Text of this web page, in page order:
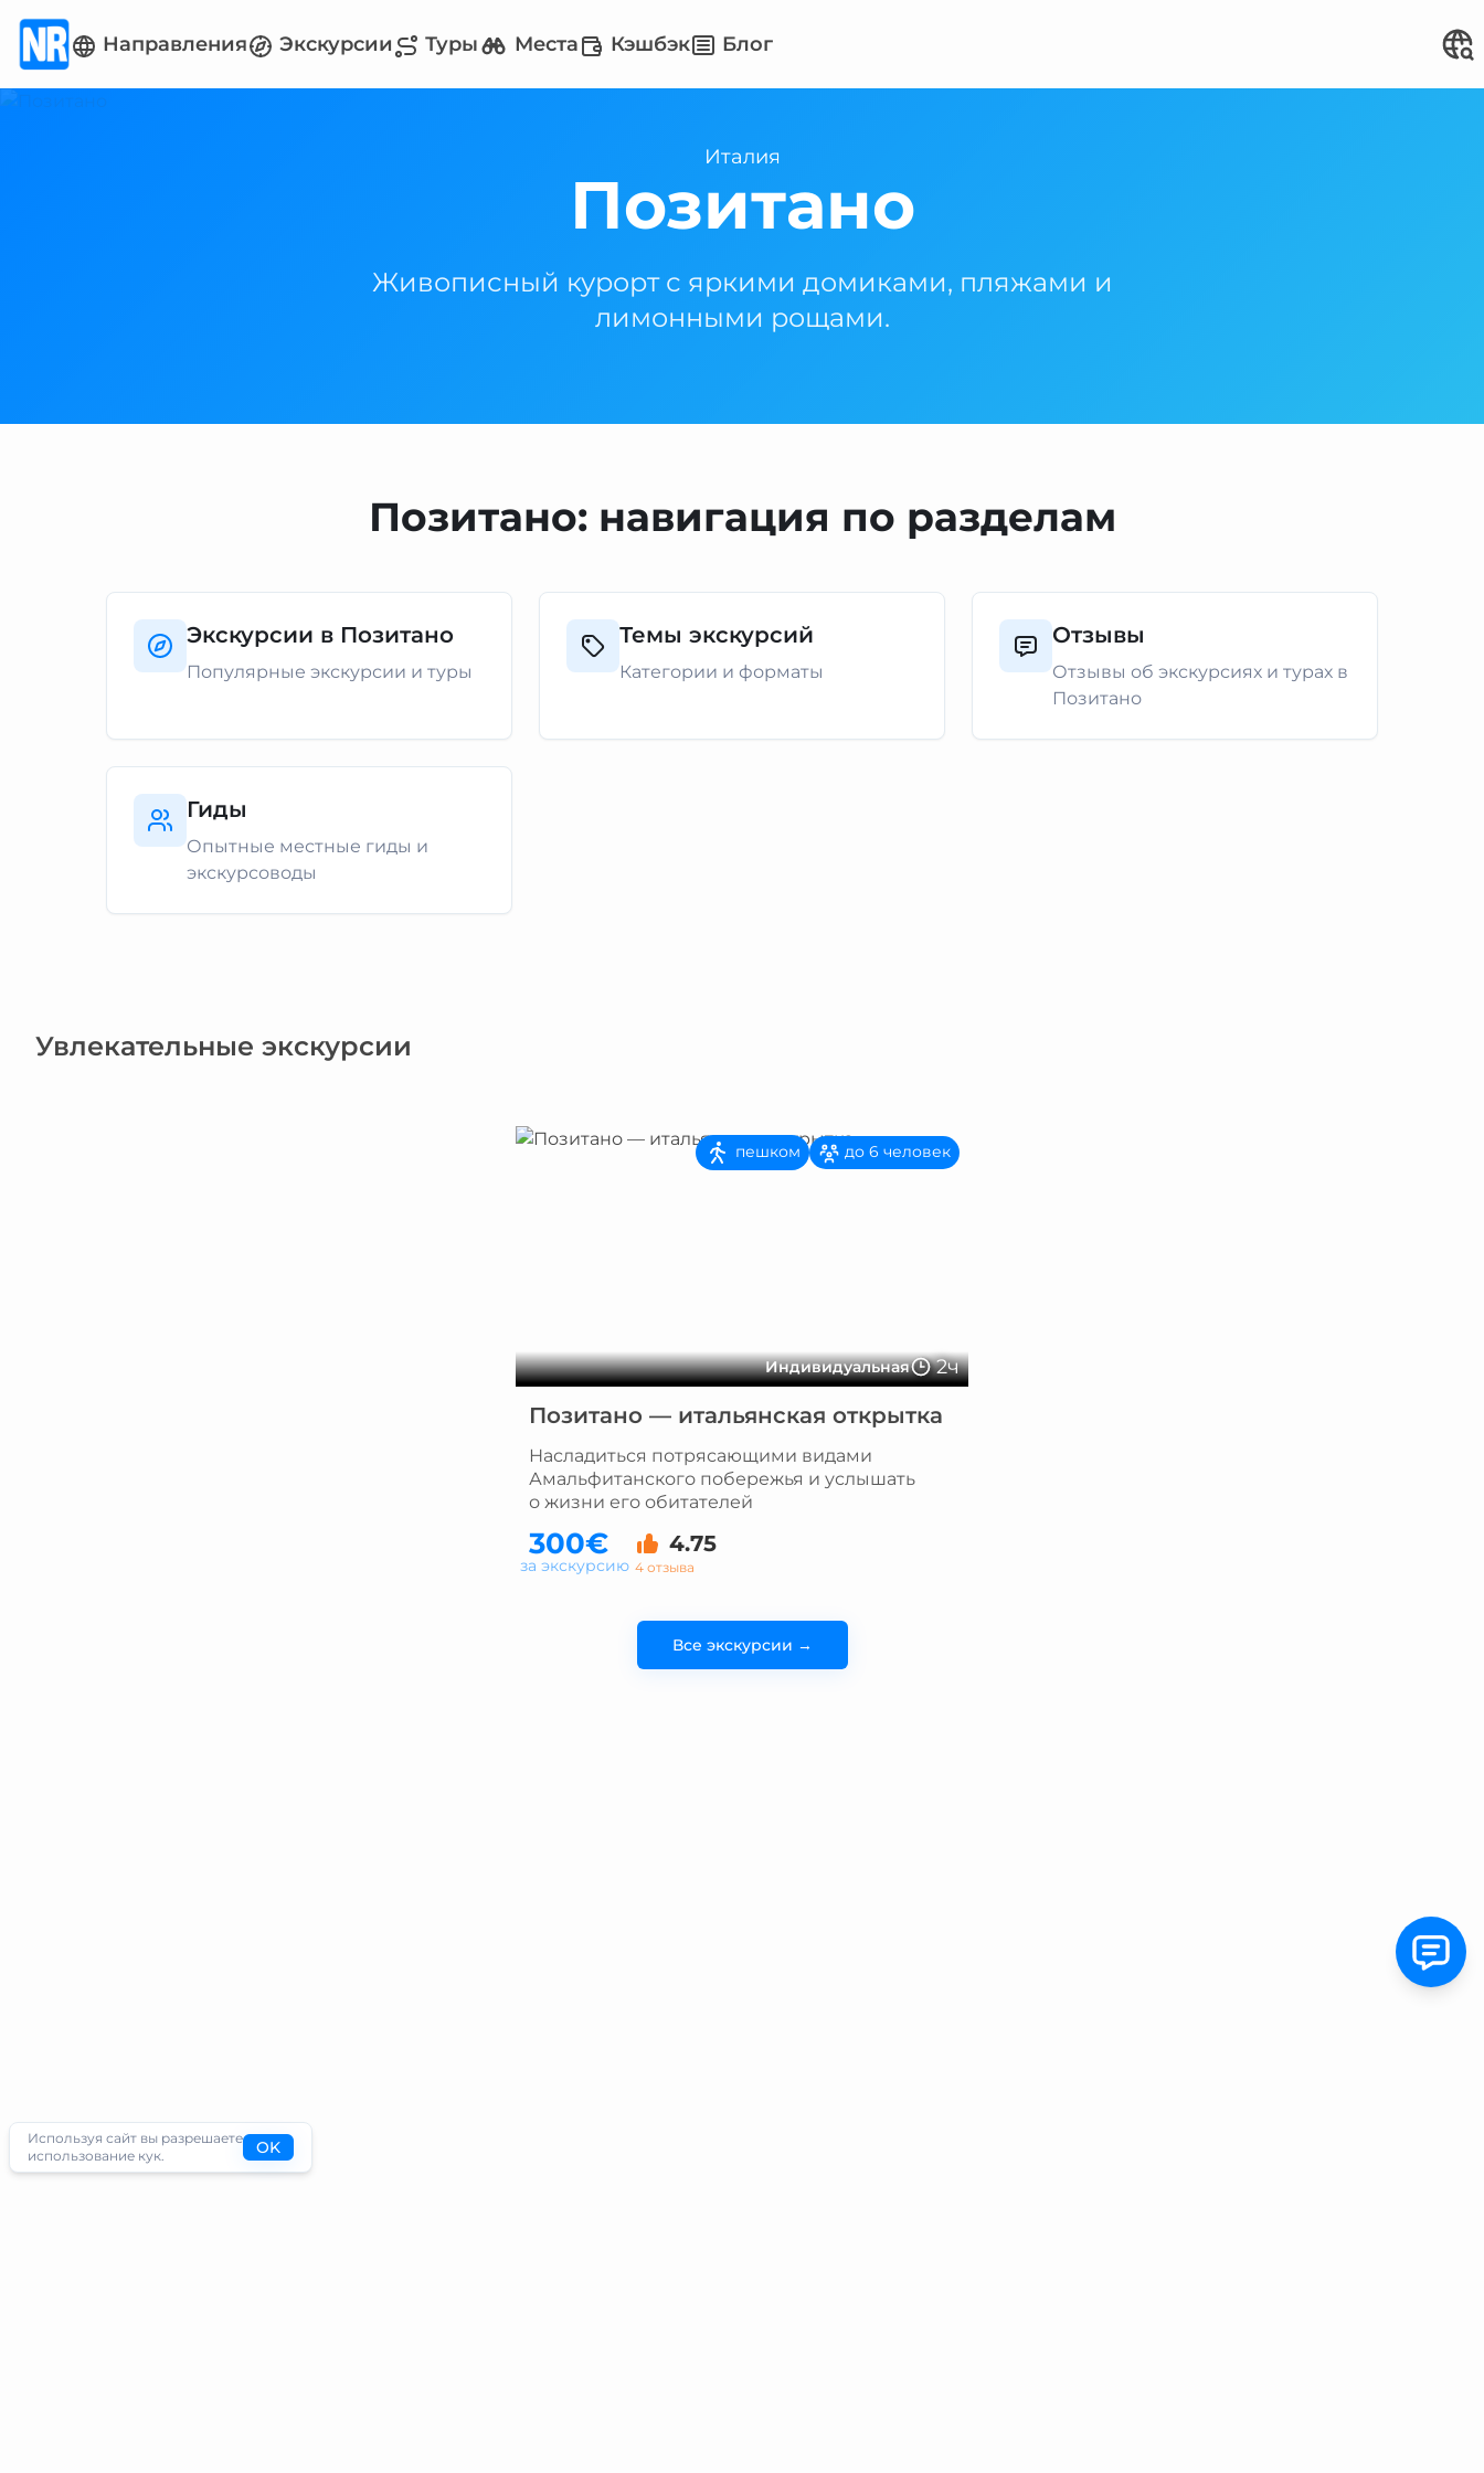
Направления Экскурсии Туры Места Кэшбэк Блог
Италия
Позитано
Живописный курорт с яркими домиками, пляжами и
лимонными рощами.
Позитано: навигация по разделам
Экскурсии в Позитано
Популярные экскурсии и туры
Темы экскурсий
Категории и форматы
Отзывы
Отзывы об экскурсиях и турах в
Позитано
Гиды
Опытные местные гиды и
экскурсоводы
Увлекательные экскурсии
Индивидуальная 2ч
пешком до 6 человек
Позитано — итальянская открытка
Насладиться потрясающими видами
Амальфитанского побережья и услышать
о жизни его обитателей
300€ 4.75
4 отзыва
за экскурсию
Все экскурсии →
Используя сайт вы разрешаете
использование кук.
OK